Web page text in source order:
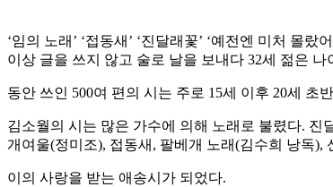
‘임의 노래’ ‘접동새’ ‘진달래꽃’ ‘예전엔 미처 몰
이상 글을 쓰지 않고 술로 날을 보내다 32세 젊은 나
동안 쓰인 500여 편의 시는 주로 15세 이후 20세 초
김소월의 시는 많은 가수에 의해 노래로 불렸다. 진
개여울(정미조), 접동새, 팔베개 노래(김수희 낭독),
이의 사랑을 받는 애송시가 되었다.